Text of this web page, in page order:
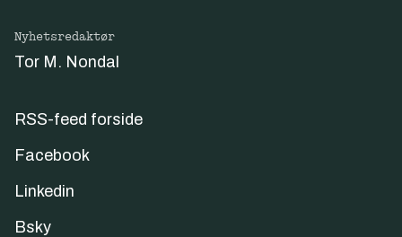
Nyhetsredaktør
Tor M. Nondal
RSS-feed forside
Facebook
Linkedin
Bsky